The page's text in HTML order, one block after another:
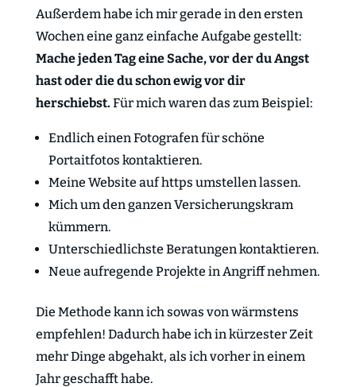
Außerdem habe ich mir gerade in den ersten
Wochen eine ganz einfache Aufgabe gestellt:
Mache jeden Tag eine Sache, vor der du Angst
hast oder die du schon ewig vor dir
herschiebst. Für mich waren das zum Beispiel:
Endlich einen Fotografen für schöne
Portaitfotos kontaktieren.
Meine Website auf https umstellen lassen.
Mich um den ganzen Versicherungskram
kümmern.
Unterschiedlichste Beratungen kontaktieren.
Neue aufregende Projekte in Angriff nehmen.
Die Methode kann ich sowas von wärmstens
empfehlen! Dadurch habe ich in kürzester Zeit
mehr Dinge abgehakt, als ich vorher in einem
Jahr geschafft habe.